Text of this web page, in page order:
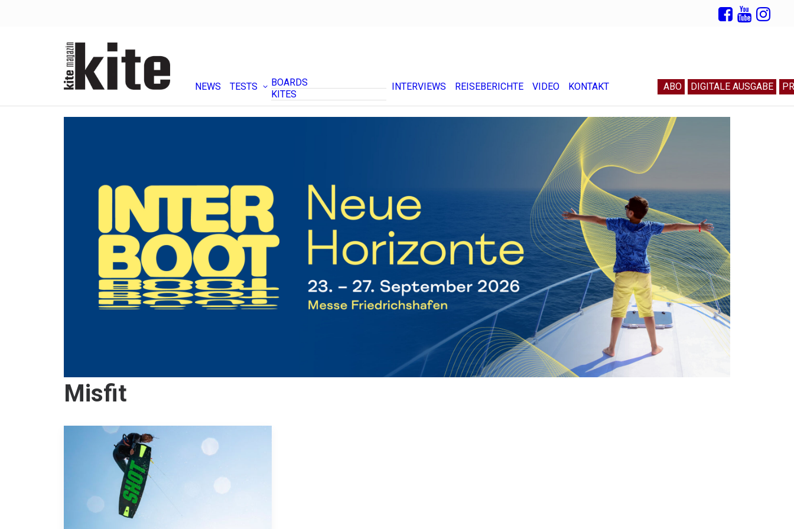
NEWS TESTS
BOARDS
KITES
INTERVIEWS REISEBERICHTE VIDEO KONTAKT ABO DIGITALE AUSGABE
Misfit